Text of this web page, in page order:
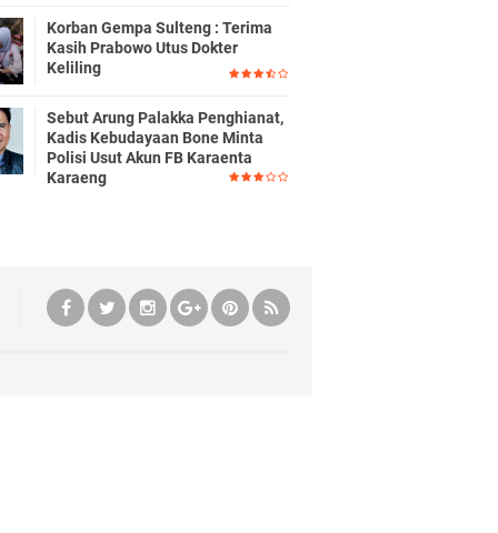
Korban Gempa Sulteng : Terima
Kasih Prabowo Utus Dokter
Keliling
Sebut Arung Palakka Penghianat,
Kadis Kebudayaan Bone Minta
Polisi Usut Akun FB Karaenta
Karaeng